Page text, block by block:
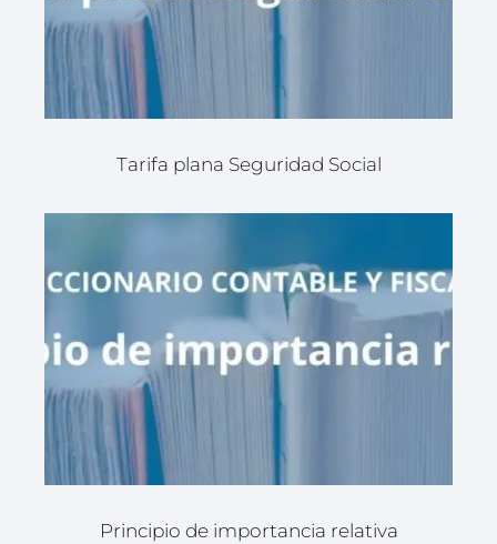
Tarifa plana Seguridad Social
Principio de importancia relativa